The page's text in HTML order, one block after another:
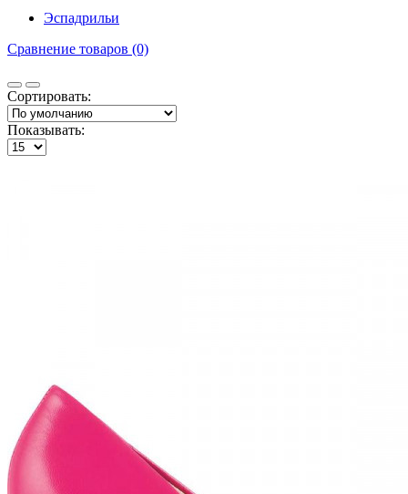
Эспадрильи
Сравнение товаров (0)
Сортировать:
Показывать: